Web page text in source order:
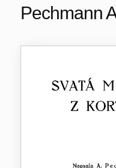
Pechmann